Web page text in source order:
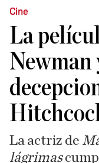
Cine
La
La actriz de
lágrimas